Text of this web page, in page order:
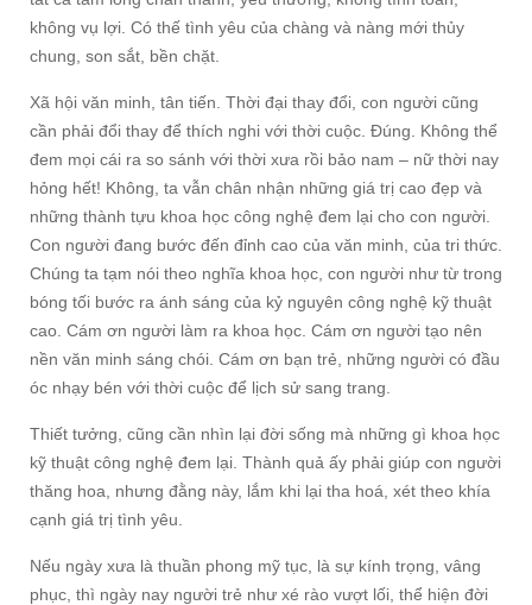
không vụ lợi. Có thế tình yêu của chàng và nàng mới thủy
chung, son sắt, bền chặt.
Xã hội văn minh, tân tiến. Thời đại thay đổi, con người cũng
cần phải đổi thay để thích nghi với thời cuộc. Đúng. Không thể
đem mọi cái ra so sánh với thời xưa rồi bảo nam – nữ thời nay
hỏng hết! Không, ta vẫn chân nhận những giá trị cao đẹp và
những thành tựu khoa học công nghệ đem lại cho con người.
Con người đang bước đến đỉnh cao của văn minh, của tri thức.
Chúng ta tạm nói theo nghĩa khoa học, con người như từ trong
bóng tối bước ra ánh sáng của kỷ nguyên công nghệ kỹ thuật
cao. Cám ơn người làm ra khoa học. Cám ơn người tạo nên
nền văn minh sáng chói. Cám ơn bạn trẻ, những người có đầu
óc nhạy bén với thời cuộc để lịch sử sang trang.
Thiết tưởng, cũng cần nhìn lại đời sống mà những gì khoa học
kỹ thuật công nghệ đem lại. Thành quả ấy phải giúp con người
thăng hoa, nhưng đằng này, lắm khi lại tha hoá, xét theo khía
cạnh giá trị tình yêu.
Nếu ngày xưa là thuần phong mỹ tục, là sự kính trọng, vâng
phục, thì ngày nay người trẻ như xé rào vượt lối, thể hiện đời